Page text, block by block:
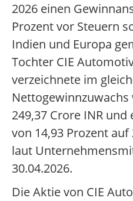
2026 einen
Prozent vor Steuern
Indien und Europa
Tochter CIE
verzeichnete im
Nettogewinnzuwachs
249,37 Crore INR
von 14,93 Prozent auf
laut
30.04.2026.
Die Aktie von CIE